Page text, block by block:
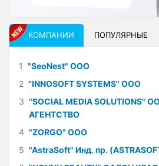
КОМПАНИИ ПОПУЛЯРНЫЕ
1 "SeoNest" ООО
2 "INNOSOFT SYSTEMS" ООО
3 "SOCIAL MEDIA
АГЕНТСТВО
4 "ZORGO" ООО
5 "AstraSoft" Инд. пр.